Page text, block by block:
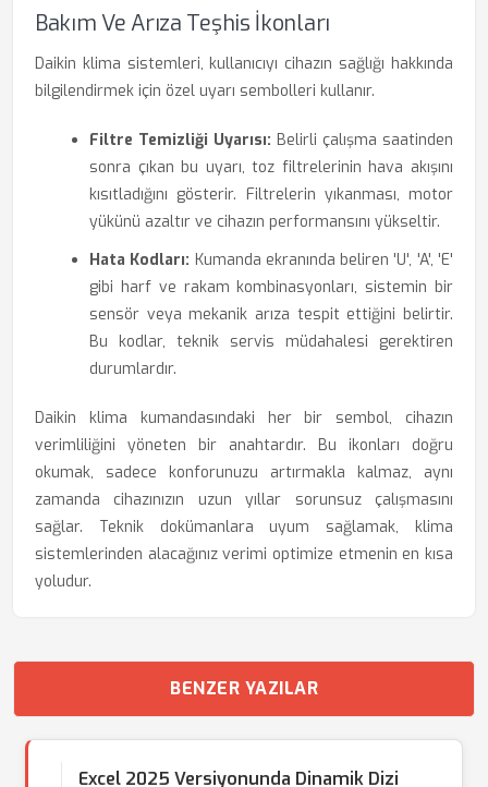
Bakım Ve Arıza Teşhis İkonları
Daikin klima sistemleri, kullanıcıyı cihazın sağlığı hakkında
bilgilendirmek için özel uyarı sembolleri kullanır.
Filtre Temizliği Uyarısı: Belirli çalışma saatinden
sonra çıkan bu uyarı, toz filtrelerinin hava akışını
kısıtladığını gösterir. Filtrelerin yıkanması, motor
yükünü azaltır ve cihazın performansını yükseltir.
Hata Kodları: Kumanda ekranında beliren 'U', 'A', 'E'
gibi harf ve rakam kombinasyonları, sistemin bir
sensör veya mekanik arıza tespit ettiğini belirtir.
Bu kodlar, teknik servis müdahalesi gerektiren
durumlardır.
Daikin klima kumandasındaki her bir sembol, cihazın
verimliliğini yöneten bir anahtardır. Bu ikonları doğru
okumak, sadece konforunuzu artırmakla kalmaz, aynı
zamanda cihazınızın uzun yıllar sorunsuz çalışmasını
sağlar. Teknik dokümanlara uyum sağlamak, klima
sistemlerinden alacağınız verimi optimize etmenin en kısa
yoludur.
BENZER YAZILAR
Excel 2025 Versiyonunda Dinamik Dizi